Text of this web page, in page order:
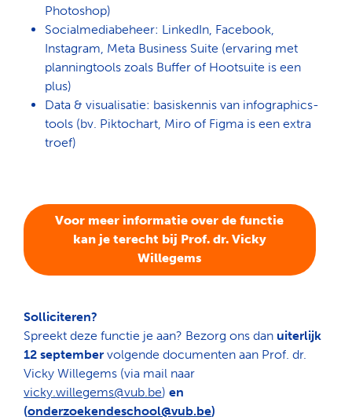
Photoshop)
Socialmediabeheer: LinkedIn, Facebook,
Instagram, Meta Business Suite (ervaring met
planningtools zoals Buffer of Hootsuite is een
plus)
Data & visualisatie: basiskennis van infographics-
tools (bv. Piktochart, Miro of Figma is een extra
troef)
Voor meer informatie over de functie
kan je terecht bij Prof. dr. Vicky
Willegems
Solliciteren?
Spreekt deze functie je aan? Bezorg ons dan uiterlijk
12 september volgende documenten aan Prof. dr.
Vicky Willegems (via mail naar
vicky.willegems@vub.be)en
(onderzoekendeschool@vub.be)